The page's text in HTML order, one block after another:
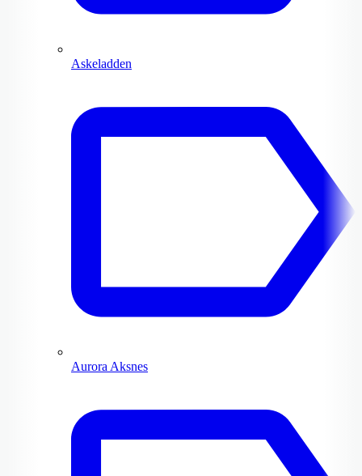
Askeladden
Aurora Aksnes